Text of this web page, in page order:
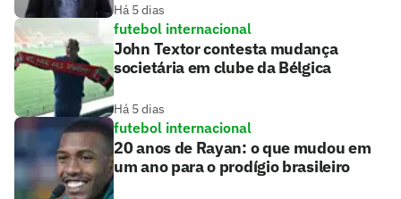
Há 5 dias
futebol internacional
John Textor contesta mudança
societária em clube da Bélgica
Há 5 dias
futebol internacional
20 anos de Rayan: o que mudou em
um ano para o prodígio brasileiro